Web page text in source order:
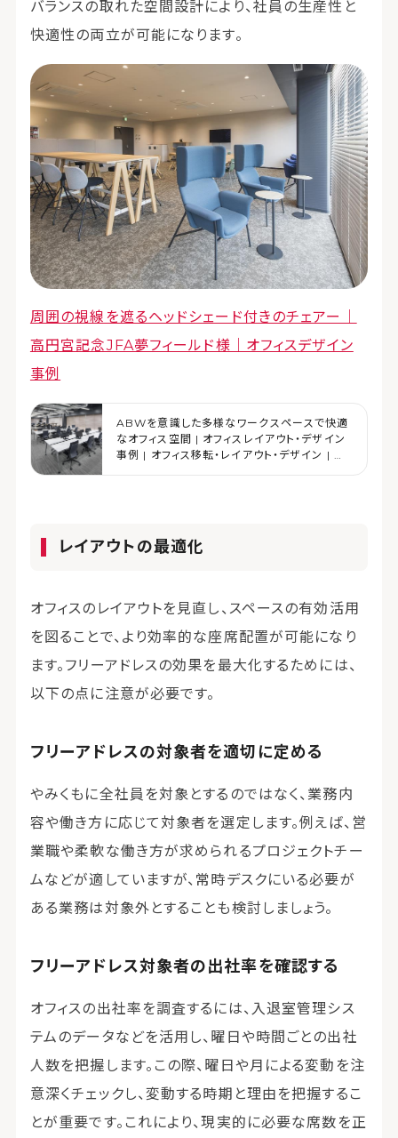
バランスの取れた空間設計により、社員の生産性と
快適性の両立が可能になります。
周囲の視線を遮るヘッドシェード付きのチェアー｜
高円宮記念JFA夢フィールド様｜オフィスデザイン
事例
ABWを意識した多様なワークスペースで快適
なオフィス空間 | オフィスレイアウト・デザイン
事例 | オフィス移転・レイアウト・デザイン | コ
レイアウトの最適化
オフィスのレイアウトを見直し、スペースの有効活用
を図ることで、より効率的な座席配置が可能になり
ます。フリーアドレスの効果を最大化するためには、
以下の点に注意が必要です。
フリーアドレスの対象者を適切に定める
やみくもに全社員を対象とするのではなく、業務内
容や働き方に応じて対象者を選定します。例えば、営
業職や柔軟な働き方が求められるプロジェクトチー
ムなどが適していますが、常時デスクにいる必要が
ある業務は対象外とすることも検討しましょう。
フリーアドレス対象者の出社率を確認する
オフィスの出社率を調査するには、入退室管理シス
テムのデータなどを活用し、曜日や時間ごとの出社
人数を把握します。この際、曜日や月による変動を注
意深くチェックし、変動する時期と理由を把握するこ
とが重要です。これにより、現実的に必要な席数を正